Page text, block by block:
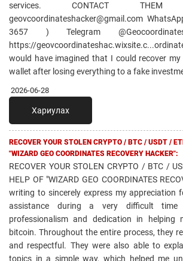
services. CONTACT
geovcoordinateshacker@gmail.com
3657 ) Telegram
https://
would have imagined that I could recover
wallet after losing everything to a fake
2026-06-28
Хариулах
RECOVER YOUR STOLEN CRYPTO / BTC / USDT /
"WIZARD GEO COORDINATES RECOVERY HACKER":
RECOVER YOUR STOLEN CRYPTO / BTC /
HELP OF "WIZARD GEO COORDINATES
writing to sincerely express my appreciation
assistance during a very difficult
professionalism and dedication in helping
bitcoin. Throughout the entire process, they
and respectful. They were also able to
topics in a simple way, which helped me